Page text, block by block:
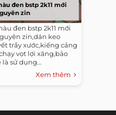
đen bstp 2k11 mới
zin
đen bstp 2k11 mới
zin,dán keo
trầy xước,kiếng cảng
vọt lợi xăng,bảo
sử dụng...
Xem thêm